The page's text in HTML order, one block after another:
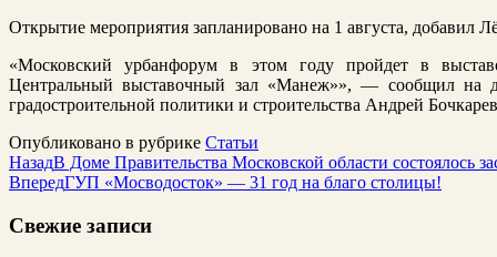
Открытие мероприятия запланировано на 1 августа, добавил
«Московский урбанфорум в этом году пройдет в
Центральный выставочный зал «Манеж»», — сообщил на
градостроительной политики и строительства Андрей
Опубликовано в рубрике Статьи
НазадВ Доме Правительства Московской области состоялось
ВпередГУП «Мосводосток» — 31 год на благо столицы!
Свежие записи